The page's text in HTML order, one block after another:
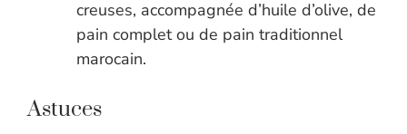
creuses, accompagnée d’huile d’olive, de
pain complet ou de pain traditionnel
marocain.
Astuces